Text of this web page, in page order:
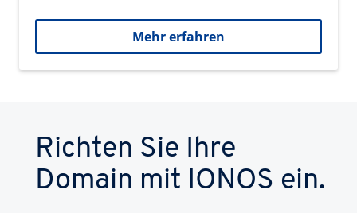
Mehr erfahren
Richten Sie Ihre
Domain mit IONOS ein.